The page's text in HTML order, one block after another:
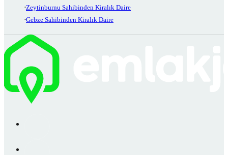
Zeytinburnu Sahibinden Kiralık Daire
Gebze Sahibinden Kiralık Daire